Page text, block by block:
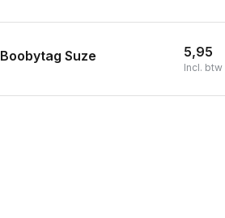
Boobytag Suze 5,95
Incl. btw